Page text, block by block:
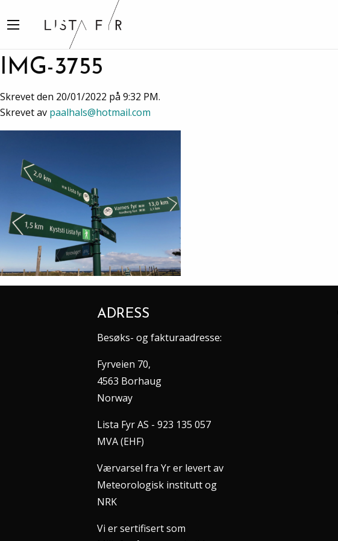
IMG-3755
Skrevet den 20/01/2022 på 9:32 PM.
Skrevet av paalhals@hotmail.com
ADRESS
Besøks- og fakturaadresse:
Fyrveien 70,
4563 Borhaug
Norway
Lista Fyr AS - 923 135 057
MVA (EHF)
Værvarsel fra Yr er levert av
Meteorologisk institutt og
NRK
Vi er sertifisert som